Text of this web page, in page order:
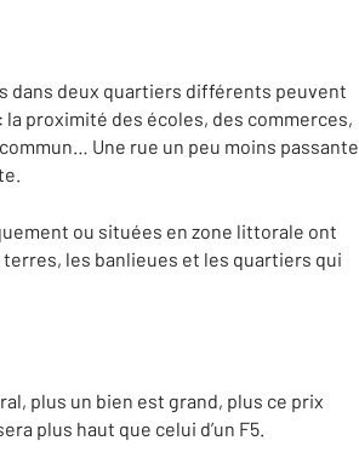
dans deux quartiers différents peuvent
proximité des écoles, des commerces,
Une rue un peu moins passante
ou situées en zone littorale ont
les banlieues et les quartiers qui
plus un bien est grand, plus ce prix
plus haut que celui d’un F5.